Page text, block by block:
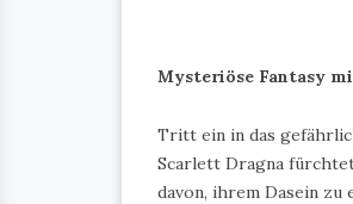
Mysteriöse Fantasy
Tritt ein in das
Scarlett Dragna
davon, ihrem Dasein zu